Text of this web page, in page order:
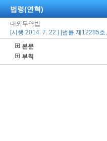
법령(연혁)
대외무역법
[시행 2014. 7. 22.] [법률 제12285
본문
부칙